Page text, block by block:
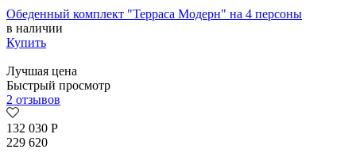
Обеденный комплект "Терраса Модерн" на 4 персоны
в наличии
Купить
Лучшая цена
Быстрый просмотр
2 отзывов
132 030 Р
229 620